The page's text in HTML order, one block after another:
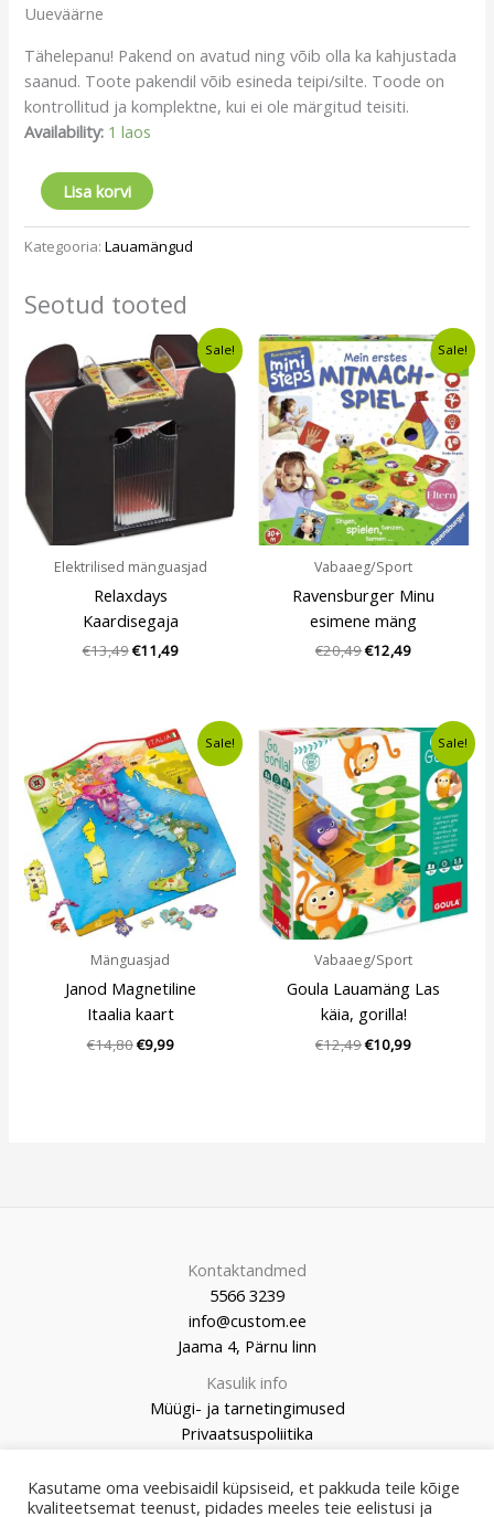
Uueväärne
Tähelepanu! Pakend on avatud ning võib olla ka kahjustada
saanud. Toote pakendil võib esineda teipi/silte. Toode on
kontrollitud ja komplektne, kui ei ole märgitud teisiti.
Availability: 1 laos
Lisa korvi
Kategooria:Lauamängud
Seotud tooted
Sale!
Elektrilised mänguasjad
Relaxdays
Kaardisegaja
€13,49
Algne
hind
oli:
€13,49.
€11,49
Current
price
is:
€11,49.
Sale!
Vabaaeg/Sport
Ravensburger Minu
esimene mäng
€20,49
Algne
hind
oli:
€20,49.
€12,49
Current
price
is:
€12,49.
Sale!
Mänguasjad
Janod Magnetiline
Itaalia kaart
€14,80
Algne
hind
oli:
€14,80.
€9,99
Current
price
is:
€9,99.
Sale!
Vabaaeg/Sport
Goula Lauamäng Las
käia, gorilla!
€12,49
Algne
hind
oli:
€12,49.
€10,99
Current
price
€10,99.
Kontaktandmed
5566 3239
info@custom.ee
Jaama 4, Pärnu linn
Kasulik info
Müügi- ja tarnetingimused
Privaatsuspoliitika
Kasutame oma veebisaidil küpsiseid, et pakkuda teile kõige
kvaliteetsemat teenust, pidades meeles teie eelistusi ja